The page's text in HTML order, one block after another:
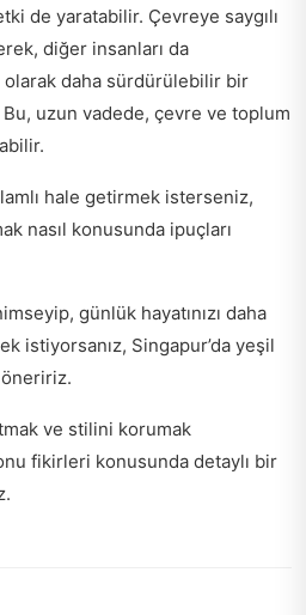
de yaratabilir. Çevreye saygılı
diğer insanları da
daha sürdürülebilir bir
uzun vadede, çevre ve toplum
hale getirmek isterseniz,
nasıl konusunda ipuçları
günlük hayatınızı daha
istiyorsanız, Singapur’da yeşil
öneririz.
ve stilini korumak
fikirleri konusunda detaylı bir